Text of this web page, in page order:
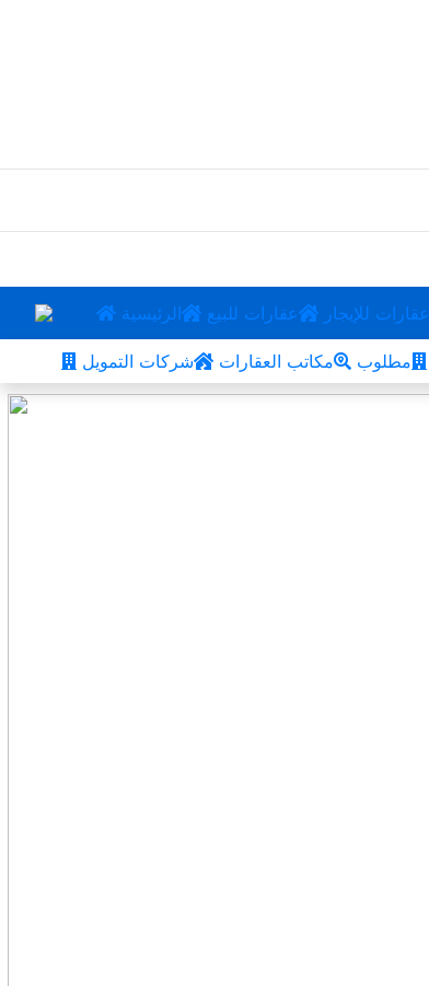
الرئيسية عقارات للبيع عقارات للإيجار
شركات التمويل مكاتب العقارات مطلوب